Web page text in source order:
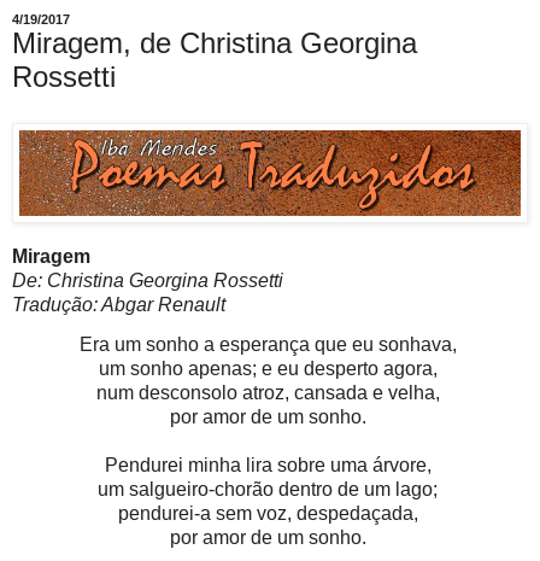
4/19/2017
Miragem, de Christina Georgina
Rossetti
Miragem
Tradução: Abgar Renault
Era um sonho a esperança que eu sonhava,
um sonho apenas; e eu desperto agora,
num desconsolo atroz, cansada e velha,
por amor de um sonho.
Pendurei minha lira sobre uma árvore,
um salgueiro-chorão dentro de um lago;
pendurei-a sem voz, despedaçada,
por amor de um sonho.